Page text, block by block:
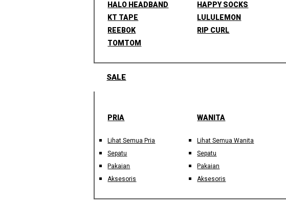
HALO HEADBAND
HAPPY SOCKS
KT TAPE
LULULEMON
REEBOK
RIP CURL
TOMTOM
SALE
PRIA
Lihat Semua Pria
Sepatu
Pakaian
Aksesoris
WANITA
Lihat Semua Wanita
Sepatu
Pakaian
Aksesoris